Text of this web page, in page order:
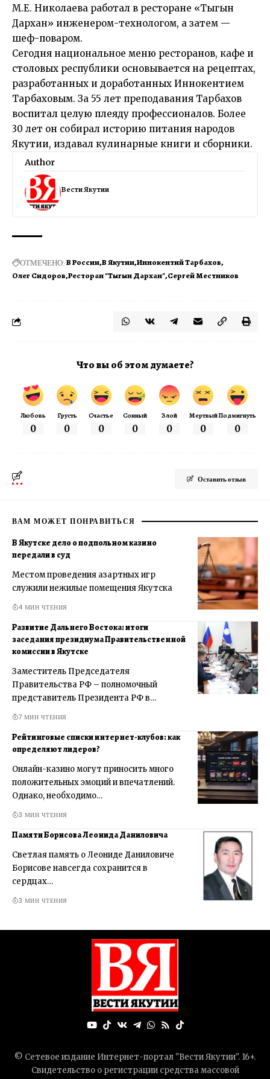
М.Е. Николаева работал в ресторане «Тыгын
Дархан» инженером-технологом, а затем —
шеф-поваром.
Сегодня национальное меню ресторанов, кафе и
столовых республики основывается на рецептах,
разработанных и доработанных Иннокентием
Тарбаховым. За 55 лет преподавания Тарбахов
воспитал целую плеяду профессионалов. Более
30 лет он собирал историю питания народов
Якутии, издавал кулинарные книги и сборники.
Author
Вести Якутии
ОТМЕЧЕНО: В России В Якутии Иннокентий Тарбахов
Олег Сидоров Ресторан "Тыгын Дархан" Сергей Местников
Что вы об этом думаете?
Любовь
0
Грусть
0
Счастье
0
Сонный
0
Злой
0
Мертвый
0
Подмигнуть
0
Оставить отзыв
ВАМ МОЖЕТ ПОНРАВИТЬСЯ
В Якутске дело о подпольном казино
передали в суд
Местом проведения азартных игр
служили нежилые помещения Якутска
4 МИН ЧТЕНИЯ
Развитие Дальнего Востока: итоги
заседания президиума Правительственной
комиссии в Якутске
Заместитель Председателя
Правительства РФ – полномочный
представитель Президента РФ в…
7 МИН ЧТЕНИЯ
Рейтинговые списки интернет-клубов: как
определяют лидеров?
Онлайн-казино могут приносить много
положительных эмоций и впечатлений.
Однако, необходимо…
3 МИН ЧТЕНИЯ
Памяти Борисова Леонида Даниловича
Светлая память о Леониде Даниловиче
Борисове навсегда сохранится в
сердцах…
3 МИН ЧТЕНИЯ
© Сетевое издание Интернет-портал "Вести Якутии". 16+.
Свидетельство о регистрации средства массовой